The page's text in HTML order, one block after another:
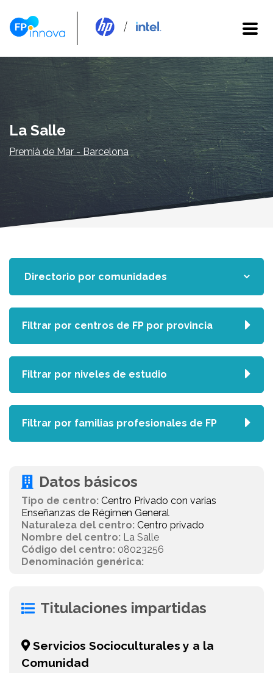
La Salle
Premià de Mar - Barcelona
Datos básicos
Tipo de centro: Centro Privado con varias
Enseñanzas de Régimen General
Naturaleza del centro: Centro privado
Nombre del centro: La Salle
Código del centro: 08023256
Denominación genérica:
Titulaciones impartidas
Servicios Socioculturales y a la
Comunidad
Filtrar por centros de FP por provincia
Filtrar por niveles de estudio
Filtrar por familias profesionales de FP